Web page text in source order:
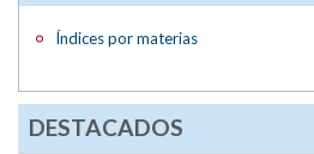
Índices por materias
DESTACADOS